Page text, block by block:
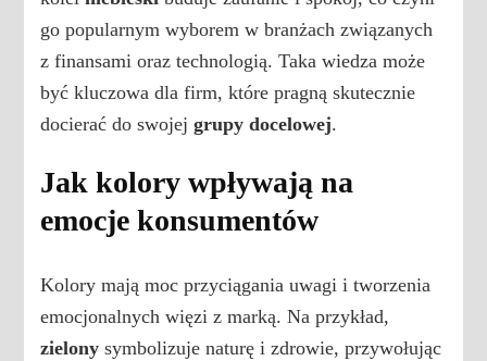
go popularnym wyborem w branżach związanych
z finansami oraz technologią. Taka wiedza może
być kluczowa dla firm, które pragną skutecznie
docierać do swojejgrupy docelowej.
Jak kolory wpływają na
emocje konsumentów
Kolory mają moc przyciągania uwagi i tworzenia
emocjonalnych więzi z marką. Na przykład,
zielony symbolizuje naturę i zdrowie, przywołując